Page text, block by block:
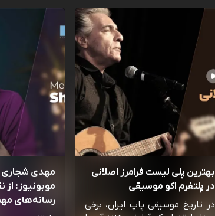
بهترین پلی لیست فرامرز اصلانی
در پلتفرم اکو موسیقی
در تاریخ موسیقی پاپ ایران، برخی
مهدی شجاری
موبونیوز: از
رسانه‌‌های